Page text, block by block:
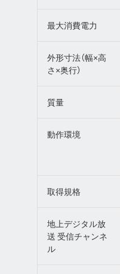
最大消費電力
外形寸法（幅×高
さ×奥行）
質量
動作環境
取得規格
地上デジタル放
送 受信チャンネ
ル